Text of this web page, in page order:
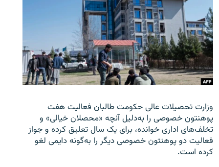
وزارت تحصیلات عالی حکومت طالبان فعالیت هفت
پوهنتون خصوصی را به‌دلیل آنچه «محصلان خیالی» و
تخلف‌های اداری خوانده، برای یک سال تعلیق کرده و جواز
فعالیت دو پوهنتون خصوصی دیگر را به‌گونه دایمی لغو
کرده است.